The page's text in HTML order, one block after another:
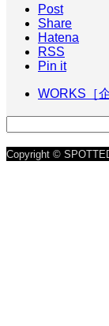
Post
Share
Hatena
RSS
Pin it
WORKS［
Copyright ©